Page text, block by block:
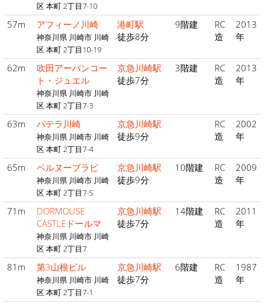
区 本町 2丁目7-10
57m アフィーノ川崎
神奈川県 川崎市 川崎
区 本町 2丁目10-19
港町駅
徒歩8分
9階建
RC
造
2013
年
62m
吹田アーバンコー
ト・ジュエル
神奈川県 川崎市 川崎
区 本町 2丁目7-3
京急川崎駅
徒歩7分
3階建
RC
造
2013
年
63m パテラ川崎
神奈川県 川崎市 川崎
区 本町 2丁目7-4
京急川崎駅
徒歩9分
RC
造
2002
年
65m ベルヌーブラビ
神奈川県 川崎市 川崎
区 本町 2丁目7-5
京急川崎駅
徒歩9分
10階建
RC
造
2009
年
71m
DORMOUSE
CASTLEドールマ
神奈川県 川崎市 川崎
区 本町 2丁目7
京急川崎駅
徒歩7分
14階建
RC
造
2011
年
81m 第3山根ビル
神奈川県 川崎市 川崎
区 本町 2丁目7-1
京急川崎駅
徒歩7分
6階建
RC
造
1987
年